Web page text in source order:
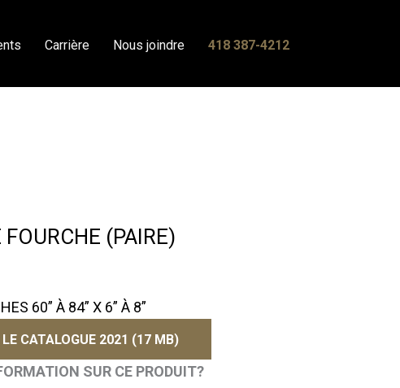
Carrière Nous joindre 418 387-4212
(PAIRE)
60” À 84” X 6” À 8”
LE CATALOGUE 2021 (17 MB)
SUR CE PRODUIT?